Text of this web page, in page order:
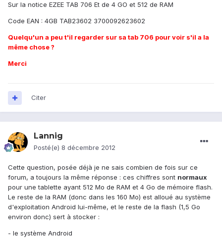
Sur la notice EZEE TAB 706 Et de 4 GO et 512 de RAM
Code EAN : 4GB TAB23602 3700092623602
Quelqu'un a peu t'il regarder sur sa tab 706 pour voir s'il a la
même chose ?
Merci
Citer
Lannig
Posté(e) 8 décembre 2012
Cette question, posée déjà je ne sais combien de fois sur ce
forum, a toujours la même réponse : ces chiffres sont normaux
pour une tablette ayant 512 Mo de RAM et 4 Go de mémoire flash.
Le reste de la RAM (donc dans les 160 Mo) est alloué au système
d'exploitation Android lui-même, et le reste de la flash (1,5 Go
environ donc) sert à stocker :
- le système Android